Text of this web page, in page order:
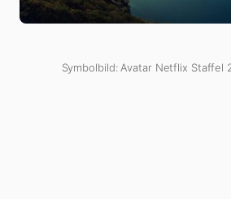
Symbolbild: Avatar Netflix Staffel